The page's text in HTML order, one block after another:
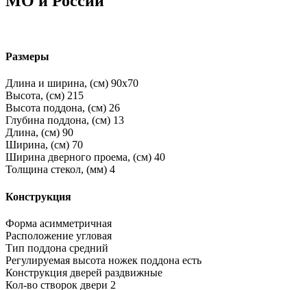
Размеры
Длина и ширина, (см) 90x70
Высота, (см) 215
Высота поддона, (см) 26
Глубина поддона, (см) 13
Длина, (см) 90
Ширина, (см) 70
Ширина дверного проема, (см) 40
Толщина стекол, (мм) 4
Конструкция
Форма асимметричная
Расположение угловая
Тип поддона средний
Регулируемая высота ножек поддона есть
Конструкция дверей раздвижные
Кол-во створок двери 2